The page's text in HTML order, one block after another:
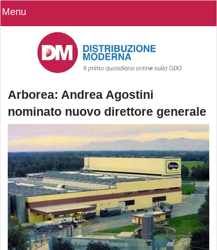
Menu
Arborea: Andrea Agostini
nominato nuovo direttore generale